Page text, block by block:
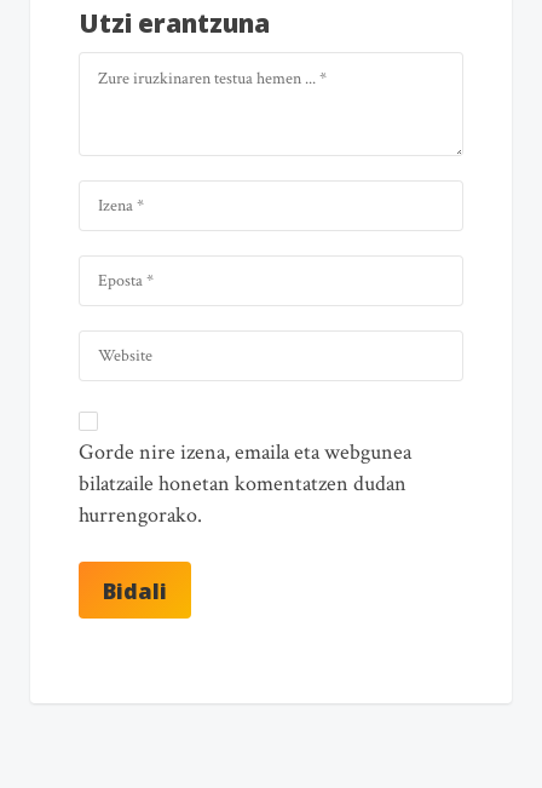
Utzi erantzuna
Gorde nire izena, emaila eta webgunea
bilatzaile honetan komentatzen dudan
hurrengorako.